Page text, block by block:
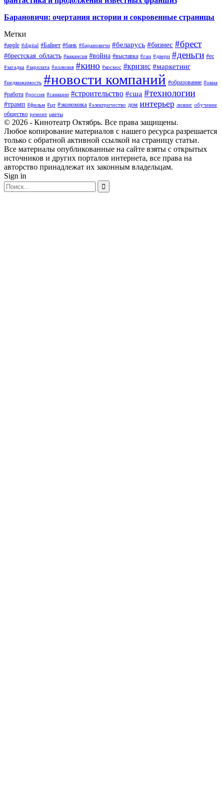
Барановичи: очертания истории и сокровенные страницы
Метки
#apple #digital #Байнет #банк #барановичи #беларусь #бизнес #брест
#брестская_область #вакансия #война #выставка #гаи #двери #деньги #ес
#загадка #зарплата #иллюзия #кино #космос #кризис #маркетинг
#недвижимость #новости компаний #образование #окна
#работа #россия #санкции #строительство #сша #технологии
#трамп #фильм #цт #экономика #электричество дом интерьер лизинг обучение
общество ремонт цветы
© 2026 - Кинотеатр Октябрь. Все права защищены.
Любое копирование материалов с нашего ресурса разрешается
только с обратной активной ссылкой на страницу статьи.
Все материалы опубликованные на сайте взяты с открытых
источников и других порталов интернета, все права на
авторство принадлежат их законным владельцам.
Sign in